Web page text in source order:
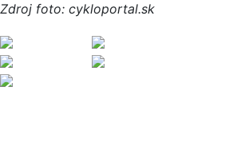
Zdroj foto: cykloportal.sk